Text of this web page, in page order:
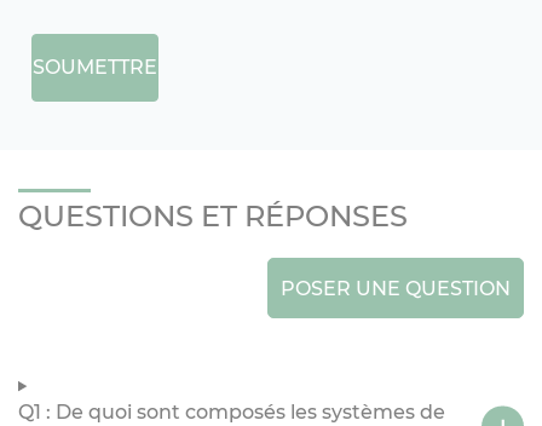
SOUMETTRE
QUESTIONS ET RÉPONSES
POSER UNE QUESTION
Q1 : De quoi sont composés les systèmes de